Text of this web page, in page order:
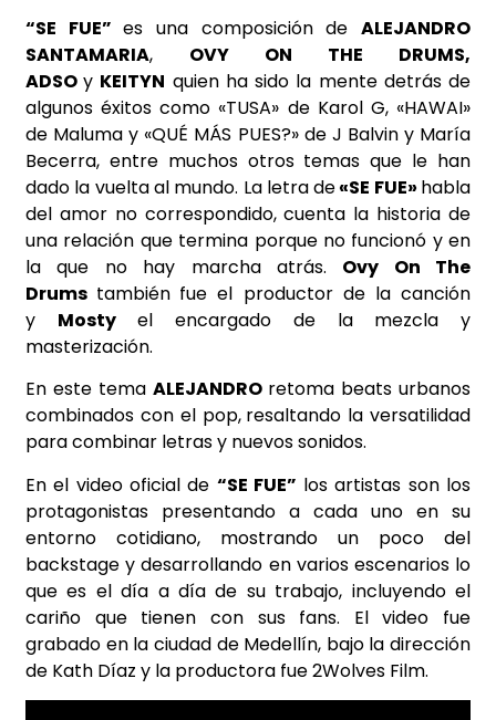
“SE FUE”es una composición deALEJANDRO
SANTAMARIA, OVY ON THE DRUMS,
ADSOy KEITYN quien ha sido la mente detrás de
algunos éxitos como «TUSA» de Karol G, «HAWAI»
de Maluma y «QUÉ MÁS PUES?» de J Balvin y María
Becerra, entre muchos otros temas que le han
dado la vuelta al mundo. La letra de«SE FUE» habla
del amor no correspondido, cuenta la historia de
una relación que termina porque no funcionó y en
la que no hay marcha atrás. Ovy On The
Drums también fue el productor de la canción
y Mostyel encargado de la mezcla y
masterización.
En este tema ALEJANDROretoma beats urbanos
combinados con el pop, resaltando la versatilidad
para combinar letras y nuevos sonidos.
En el video oficial de “SE FUE” los artistas son los
protagonistas presentando a cada uno en su
entorno cotidiano, mostrando un poco del
backstage y desarrollando en varios escenarios lo
que es el día a día de su trabajo, incluyendo el
cariño que tienen con sus fans. El video fue
grabado en la ciudad de Medellín, bajo la dirección
de Kath Díaz y la productora fue 2Wolves Film.